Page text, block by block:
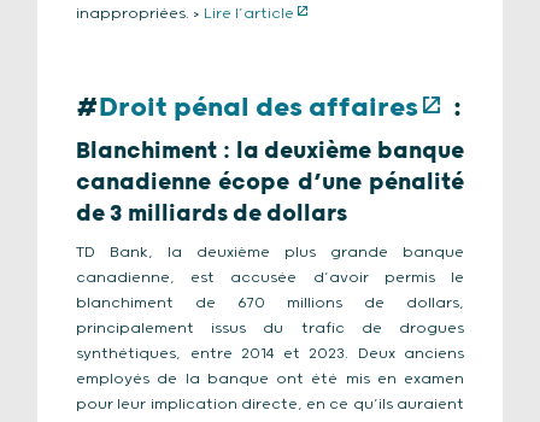
inappropriées. > Lire l’article
#Droit pénal des affaires :
Blanchiment : la deuxième banque
canadienne écope d’une pénalité
de 3 milliards de dollars
TD Bank, la deuxième plus grande banque
canadienne, est accusée d’avoir permis le
blanchiment de 670 millions de dollars,
principalement issus du trafic de drogues
synthétiques, entre 2014 et 2023. Deux anciens
employés de la banque ont été mis en examen
pour leur implication directe, en ce qu’ils auraient